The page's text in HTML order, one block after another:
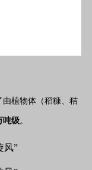
植物体（稻糠、秸
吨级。